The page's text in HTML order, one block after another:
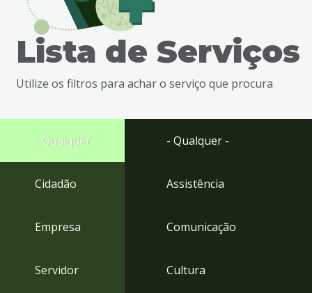
busca
Ir
rodapé
Lista de Serviços
Utilize os filtros para achar o serviço que procura
- Qualquer -
Cidadão
Empresa
Servidor
- Qualquer -
Assistência
Comunicação
Cultura